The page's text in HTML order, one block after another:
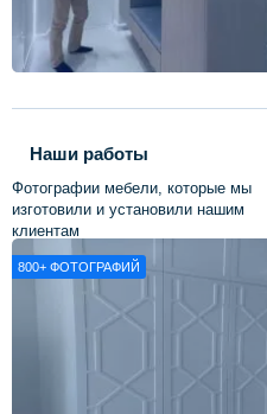
Наши работы
Фотографии мебели, которые мы
изготовили и установили нашим
клиентам
800+ ФОТОГРАФИЙ